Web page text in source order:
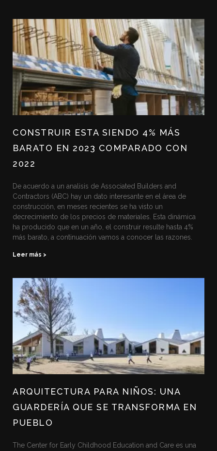
CONSTRUIR ESTA SIENDO 4% MÁS
BARATO EN 2023 COMPARADO CON
2022
De acuerdo a un analisis de Associated Builders and
Contractors (ABC) hay un dato interesante en el área de
construcción, en meses recientes se ha visto un
decrecimiento de los precios de materiales. Esta dinámica
ha producido que en un año, el construir resulte hasta 4%
más barato, a continuación vamos a conocer las razones.
Leer más >
ARQUITECTURA PARA NIÑOS: UNA
GUARDERÍA QUE SE TRANSFORMA EN
PUEBLO
The Center for Early Childhood Education and Care es una